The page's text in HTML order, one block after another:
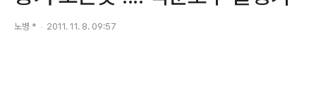
노병 * 2011. 11. 8. 09:57